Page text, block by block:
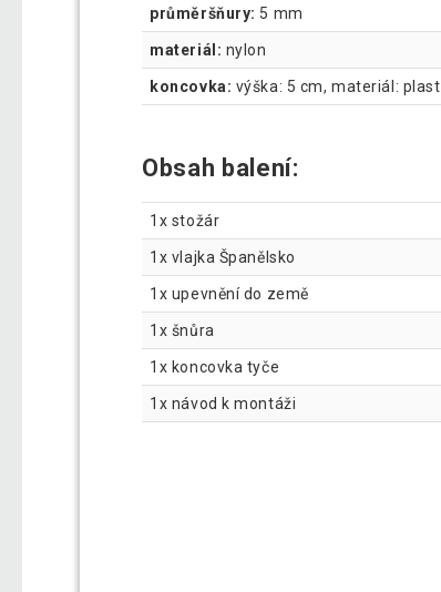
průměršňury: 5 mm
materiál: nylon
koncovka: výška: 5 cm, materiál: plast
Obsah balení:
1x stožár
1x vlajka Španělsko
1x upevnění do země
1x šnůra
1x koncovka tyče
1x návod k montáži